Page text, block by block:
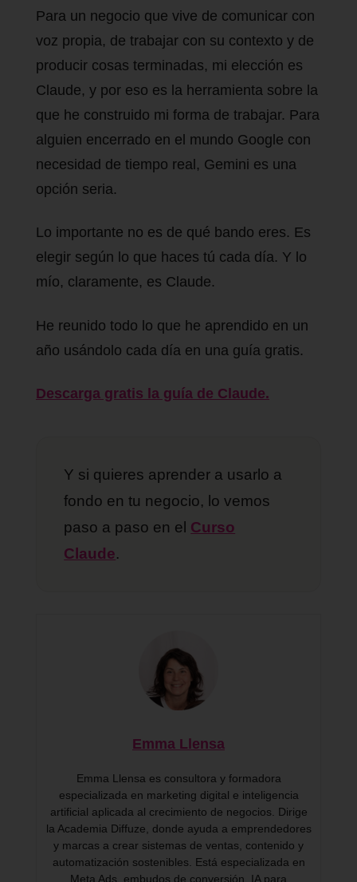
Para un negocio que vive de comunicar con
voz propia, de trabajar con su contexto y de
producir cosas terminadas, mi elección es
Claude, y por eso es la herramienta sobre la
que he construido mi forma de trabajar. Para
alguien encerrado en el mundo Google con
necesidad de tiempo real, Gemini es una
opción seria.
Lo importante no es de qué bando eres. Es
elegir según lo que haces tú cada día. Y lo
mío, claramente, es Claude.
He reunido todo lo que he aprendido en un
año usándolo cada día en una guía gratis.
Descarga gratis la guía de Claude.
Y si quieres aprender a usarlo a
fondo en tu negocio, lo vemos
paso a paso en el Curso
Claude.
Emma Llensa
Emma Llensa es consultora y formadora
especializada en marketing digital e inteligencia
artificial aplicada al crecimiento de negocios. Dirige
la Academia Diffuze, donde ayuda a emprendedores
y marcas a crear sistemas de ventas, contenido y
automatización sostenibles. Está especializada en
Meta Ads, embudos de conversión, IA para